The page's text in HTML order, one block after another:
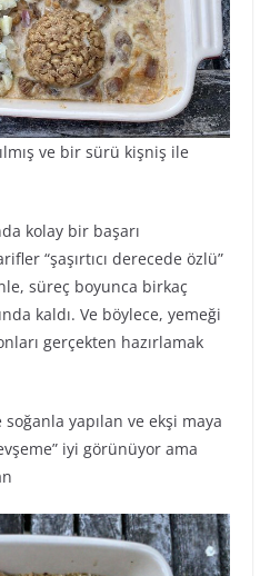
ve bir sürü kişniş ile
kolay bir başarı
“şaşırtıcı derecede özlü”
süreç boyunca birkaç
kaldı. Ve böylece, yemeği
gerçekten hazırlamak
yapılan ve ekşi maya
iyi görünüyor ama